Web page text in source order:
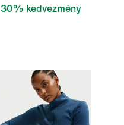
30% kedvezmény